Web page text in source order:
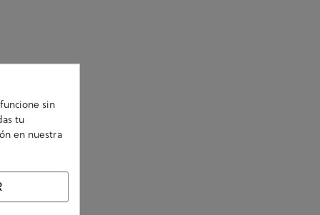
sin
tu
en nuestra